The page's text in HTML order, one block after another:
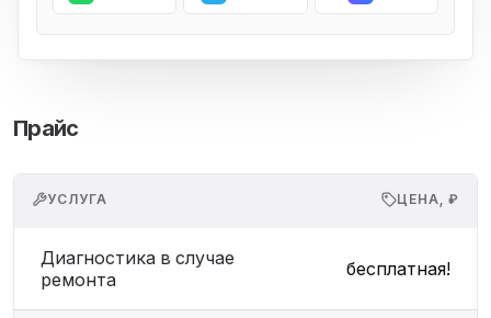
Прайс
УСЛУГА ЦЕНА, ₽
Диагностика в случае
ремонта
бесплатная!